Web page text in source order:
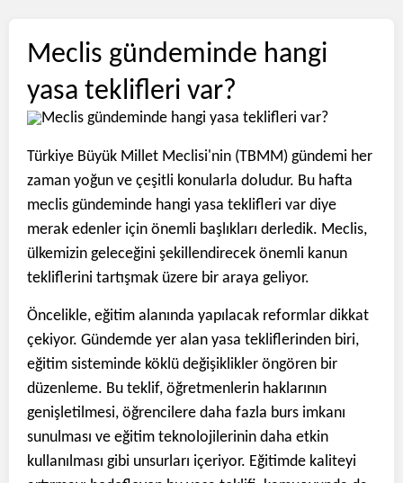
Meclis gündeminde hangi
yasa teklifleri var?
Türkiye Büyük Millet Meclisi'nin (TBMM) gündemi her
zaman yoğun ve çeşitli konularla doludur. Bu hafta
meclis gündeminde hangi yasa teklifleri var diye
merak edenler için önemli başlıkları derledik. Meclis,
ülkemizin geleceğini şekillendirecek önemli kanun
tekliflerini tartışmak üzere bir araya geliyor.
Öncelikle, eğitim alanında yapılacak reformlar dikkat
çekiyor. Gündemde yer alan yasa tekliflerinden biri,
eğitim sisteminde köklü değişiklikler öngören bir
düzenleme. Bu teklif, öğretmenlerin haklarının
genişletilmesi, öğrencilere daha fazla burs imkanı
sunulması ve eğitim teknolojilerinin daha etkin
kullanılması gibi unsurları içeriyor. Eğitimde kaliteyi